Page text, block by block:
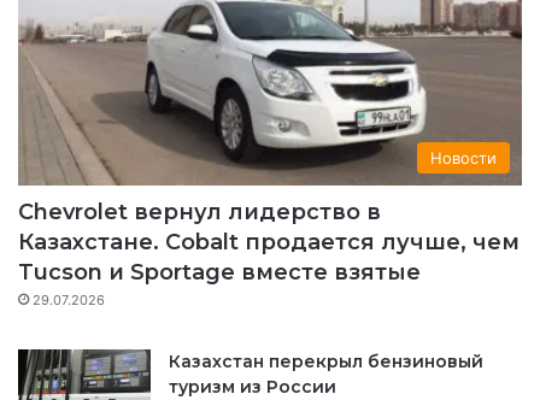
o
o
k
b
e
g
r
a
m
r
a
m
Новости
Chevrolet вернул лидерство в
Казахстане. Cobalt продается лучше, чем
Tucson и Sportage вместе взятые
29.07.2026
Казахстан перекрыл бензиновый
туризм из России